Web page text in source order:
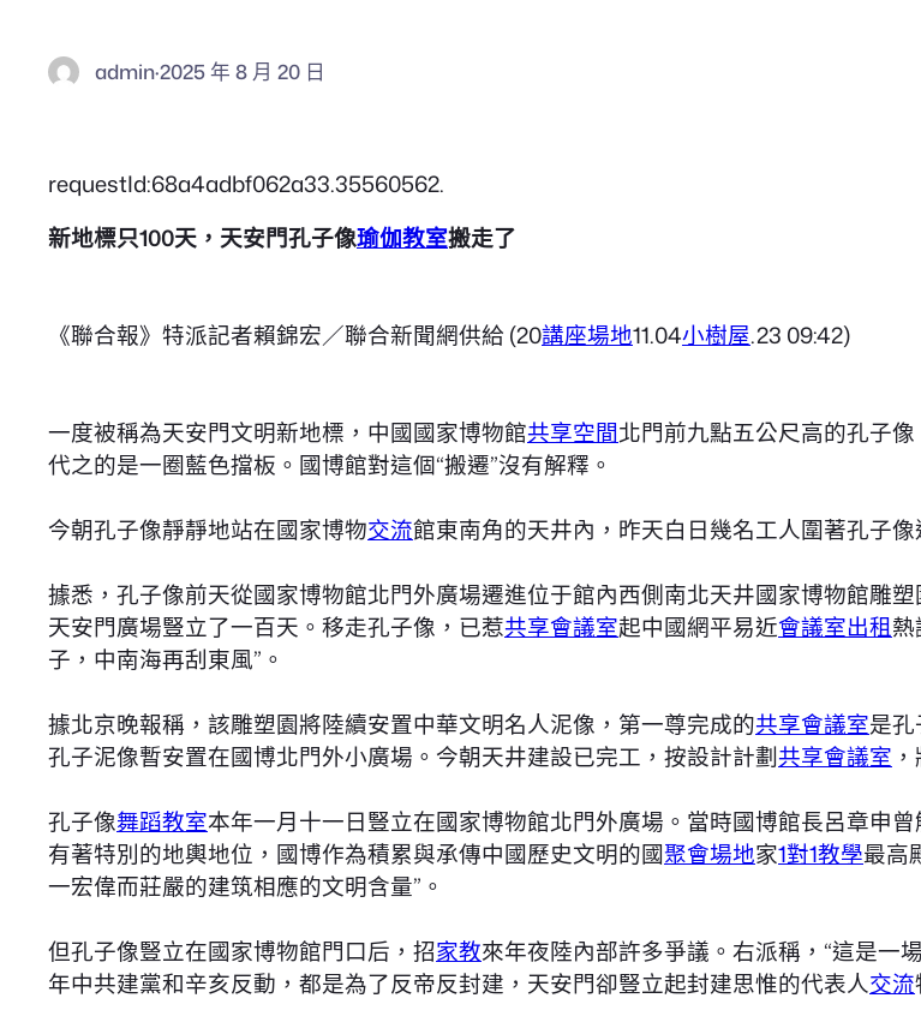
admin·2025 年 8 月 20 日
requestId:68a4adbf062a33.35560562.
新地標只100天，天安門孔子像瑜伽教室搬走了
《聯合報》特派記者賴錦宏／聯合新聞網供給 (20講座場地11.04小樹屋.23 09:42)
一度被稱為天安門文明新地標，中國國家博物館共享空間北門前九點五公尺高的孔子
代之的是一圈藍色擋板。國博館對這個“搬遷”沒有解釋。
今朝孔子像靜靜地站在國家博物交流館東南角的天井內，昨天白日幾名工人圍著孔子
據悉，孔子像前天從國家博物館北門外廣場遷進位于館內西側南北天井國家博物館雕
天安門廣場豎立了一百天。移走孔子像，已惹共享會議室起中國網平易近會議室出租
子，中南海再刮東風”。
據北京晚報稱，該雕塑園將陸續安置中華文明名人泥像，第一尊完成的共享會議室是
孔子泥像暫安置在國博北門外小廣場。今朝天井建設已完工，按設計計劃共享會議室
孔子像舞蹈教室本年一月十一日豎立在國家博物館北門外廣場。當時國博館長呂章申
有著特別的地輿地位，國博作為積累與承傳中國歷史文明的國聚會場地家1對1教學最高
一宏偉而莊嚴的建筑相應的文明含量”。
但孔子像豎立在國家博物館門口后，招家教來年夜陸內部許多爭議。右派稱，“這是一
年中共建黨和辛亥反動，都是為了反帝反封建，天安門卻豎立起封建思惟的代表人交流